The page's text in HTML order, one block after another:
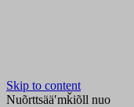
Skip to content
Nuõrttsääʹmǩiõll nuo